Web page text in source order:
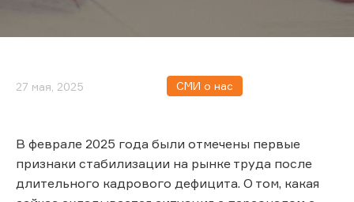
27 мая, 2025 СМИ о нас
В феврале 2025 года были отмечены первые
признаки стабилизации на рынке труда после
длительного кадрового дефицита. О том, какая